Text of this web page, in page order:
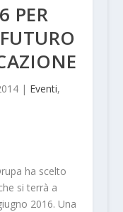
PER
| Eventi,
ha scelto
si terrà a
2016. Una